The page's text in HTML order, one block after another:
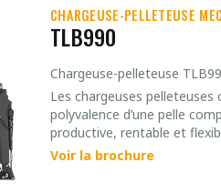
CHARGEUSE-PELLETEUSE
TLB990
Chargeuse-pelleteuse
Les chargeuses pelleteuses
polyvalence d’une pelle
productive, rentable et
Voir la brochure